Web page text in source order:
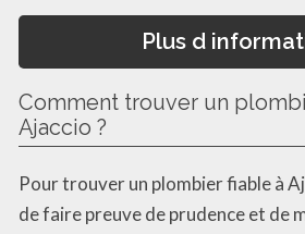
Plus d
Comment trouver un
Ajaccio ?
Pour trouver un plombier fiable à
de faire preuve de prudence et de